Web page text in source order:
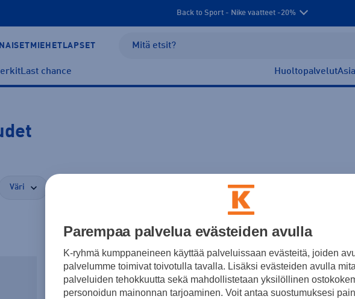
Back to Sport - Nike vaatteet -20%
NAISET MIEHET LAPSET
Last chance Huoltopalvelut
Väri Kauppasaatavuus
Parempaa palvelua evästeiden avulla
K-ryhmä kumppaneineen käyttää palveluissaan evästeitä, joiden
palvelumme toimivat toivotulla tavalla. Lisäksi evästeiden avulla
palveluiden tehokkuutta sekä mahdollistetaan yksilöllinen
personoidun mainonnan tarjoaminen. Voit antaa suostumuksesi